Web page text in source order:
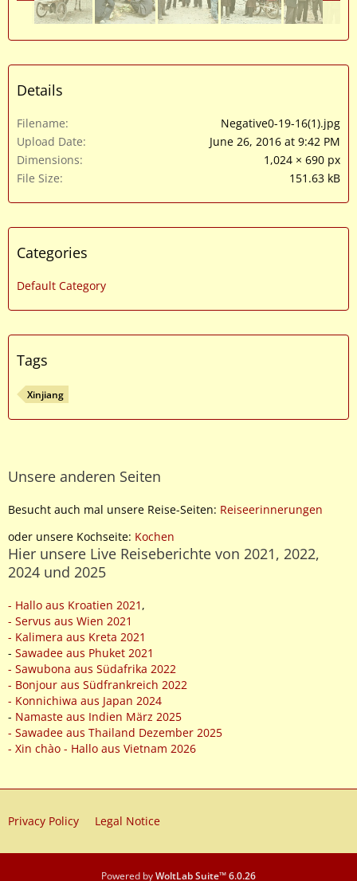
Details
Filename
Negative0-19-16(1).jpg
Upload Date
June 26, 2016 at 9:42 PM
Dimensions
1,024 × 690 px
File Size
151.63 kB
Categories
Default Category
Tags
Xinjiang
Unsere anderen Seiten
Besucht auch mal unsere Reise-Seiten: Reiseerinnerungen
oder unsere Kochseite: Kochen
Hier unsere Live Reiseberichte von 2021, 2022,
2024 und 2025
- Hallo aus Kroatien 2021 ,
- Servus aus Wien 2021
- Kalimera aus Kreta 2021
- Sawadee aus Phuket 2021
- Sawubona aus Südafrika 2022
- Bonjour aus Südfrankreich 2022
- Konnichiwa aus Japan 2024
- Namaste aus Indien März 2025
- Sawadee aus Thailand Dezember 2025
- Xin chào - Hallo aus Vietnam 2026
Privacy Policy Legal Notice
Powered byWoltLab Suite™ 6.0.26